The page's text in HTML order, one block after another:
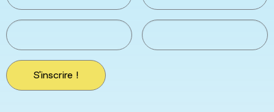
S'inscrire !